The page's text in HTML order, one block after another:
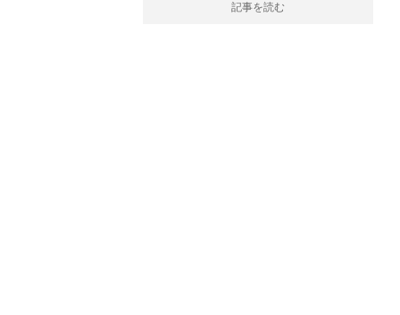
記事を読む